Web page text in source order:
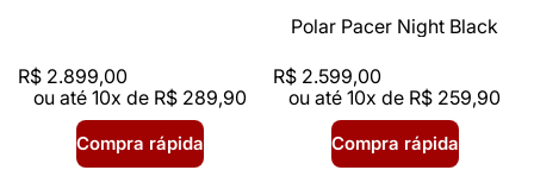
R$ 2.899,00
ou até 10x de R$ 289,90
Compra rápida
Polar Pacer Night Black
R$ 2.599,00
ou até 10x de R$ 259,90
Compra rápida